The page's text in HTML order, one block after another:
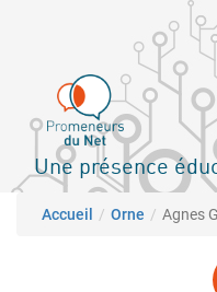
principal
Une présence
Fil d'Ariane
Accueil Orne Agnes